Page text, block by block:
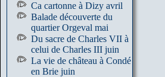
Ca cartonne à Dizy avril
Balade découverte du
quartier Orgeval mai
Du sacre de Charles VII à
celui de Charles III juin
La vie de château à Condé
en Brie juin